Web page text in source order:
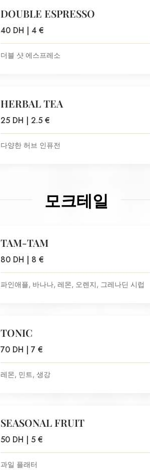
DOUBLE ESPRESSO
40 DH | 4 €
더블 샷 에스프레소
HERBAL TEA
25 DH | 2.5 €
다양한 허브 인퓨전
모크테일
TAM-TAM
80 DH | 8 €
파인애플, 바나나, 레몬, 오렌지, 그레나딘 시럽
TONIC
70 DH | 7 €
레몬, 민트, 생강
SEASONAL FRUIT
50 DH | 5 €
과일 플래터